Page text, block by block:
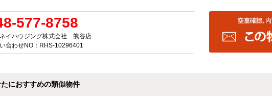
577-8758
イハウジング株式会社 熊谷店
合わせNO：RHS-10296401
におすすめの類似物件